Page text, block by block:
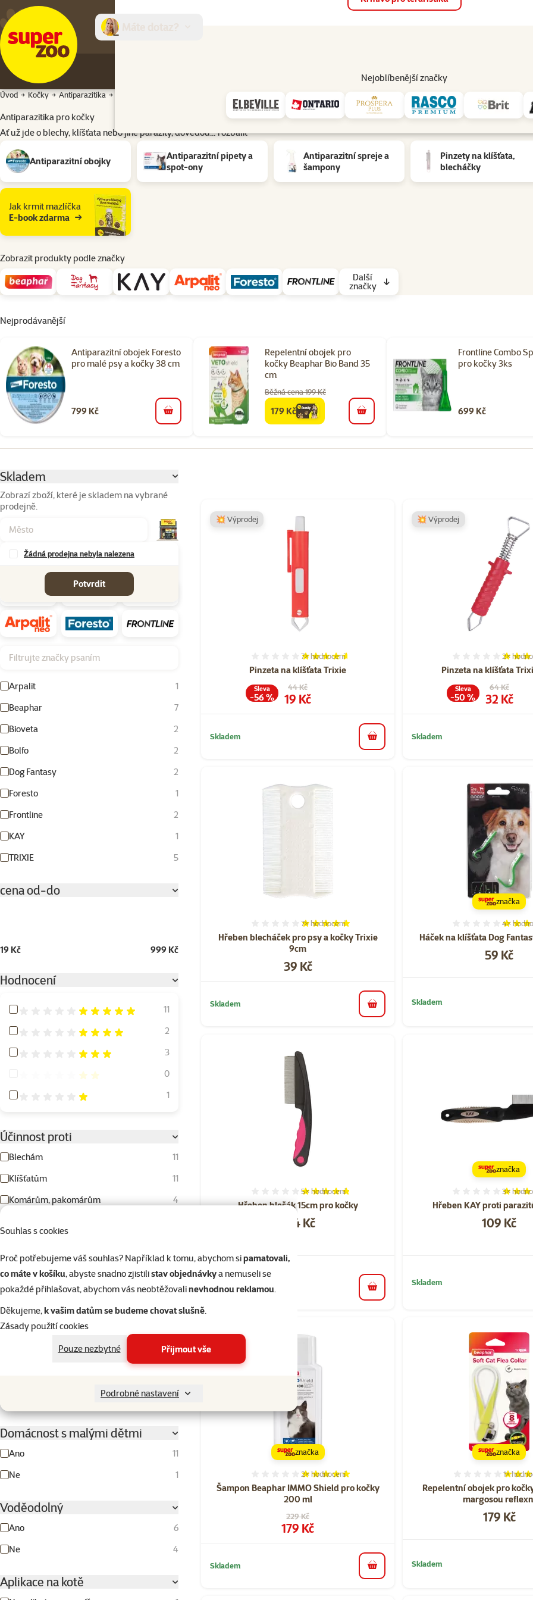
Souhlas s cookies
Proč potřebujeme váš souhlas? Například k tomu, abychom sipamatovali,
co máte v košíku, abyste snadno zjistilistav objednávkya nemuseli se
pokaždé přihlašovat, abychom vás neobtěžovalinevhodnou reklamou.
Děkujeme,k vašim datům se budeme chovat slušně.
Zásady použití cookies
Pouze nezbytné
Přijmout vše
Podrobné nastavení
Nejoblíbenější značky
Prodejny Služby
Úvod Kočky Antiparazitika
Antiparazitika pro kočky
Ať už jde o blechy, klíšťata nebo jiné parazity, dovedou…rozbalit
Podkategorie
Antiparazitní obojky
Antiparazitní pipety a
spot-ony
Antiparazitní spreje a
šampony
Pinzety na klíšťata,
blecháčky
Jak krmit mazlíčka
E-book zdarma
Zobrazit produkty podle značky
Další
značky
Nejprodávanější
Antiparazitní obojek Foresto
pro malé psy a kočky 38 cm
799 Kč do košíku
Repelentní obojek pro
kočky Beaphar Bio Band 35
cm
Běžná cena 199 Kč
familycena
179 Kč do košíku
Frontline Combo
pro kočky 3ks
699 Kč
Skladem
Zobrazí zboží, které je skladem na vybrané
prodejně.
Žádná prodejna nebyla nalezena
Potvrdit
Filtrujte značky psaním
Arpalit
1
Beaphar
7
Bioveta
2
Bolfo
2
Dog Fantasy
2
Foresto
1
Frontline
2
KAY
1
TRIXIE
5
cena od-do
19 Kč 999 Kč
Hodnocení
Hodnocení 100%
11
Hodnocení 80%
2
Hodnocení 60%
3
Hodnocení 40%
0
Hodnocení 20%
1
Účinnost proti
Blechám
11
Klíšťatům
11
Komárům, pakomárům
4
Typ antiparazitika
Hubící
8
Repelentní
6
Stáří kočky
Dospělá
Starší kočka
Domácnost s malými dětmi
Ano
11
Ne
1
Voděodolný
Ano
6
Ne
4
Aplikace na kotě
Pinzeta na klíšťata Trixie
Hodnocení 91%, počet hodnocení: 7
7×hodnocení
Původní cena
44 Kč
Cena
19 Kč
Sleva
-56 %
💥 Výprodej
Skladem do košíku
Pinzeta na klíšťata
2×
Původní cena
64 Kč
Cena
32 Kč
Sleva
-50 %
💥 Výprodej
Skladem
Hřeben blecháček pro psy a kočky Trixie
9cm
Hodnocení 100%, počet hodnocení: 7
7×hodnocení
Cena
39 Kč
Skladem do košíku
Háček na klíšťata Dog
4×
Cena
59 Kč
značka
Skladem
Hřeben blešák 15cm pro kočky
Hodnocení 96%, počet hodnocení: 5
5× hodnocení
Cena
104 Kč
Skladem
do košíku
Hřeben KAY proti
3×
Cena
109 Kč
značka
Skladem
Šampon Beaphar IMMO Shield pro kočky
200 ml
Hodnocení 100%, počet hodnocení: 2
2× hodnocení
Původní cena
229 Kč
Cena
179 Kč
👍 TOP cena
značka
Skladem do košíku
Repelentní obojek pro
margosou
1×
Cena
179 Kč
značka
Skladem